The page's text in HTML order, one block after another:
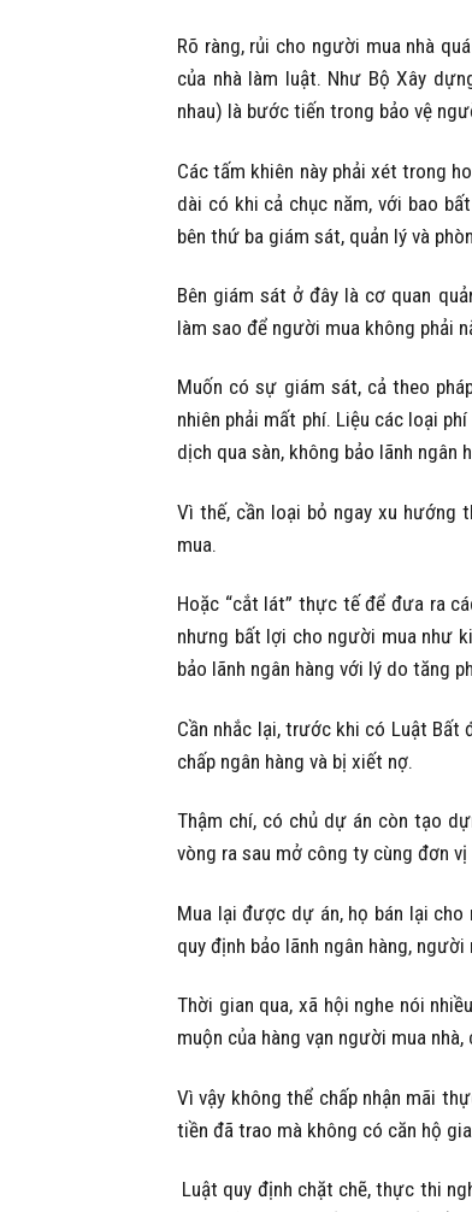
Rõ ràng, rủi cho người mua nhà
của nhà làm luật. Như Bộ Xây
nhau) là bước tiến trong bảo vệ
Các tấm khiên này phải xét trong
dài có khi cả chục năm, với bao
bên thứ ba giám sát, quản lý và
Bên giám sát ở đây là cơ quan
làm sao để người mua không phải
Muốn có sự giám sát, cả theo
nhiên phải mất phí. Liệu các loại
dịch qua sàn, không bảo lãnh ngân
Vì thế, cần loại bỏ ngay xu hướng
mua.
Hoặc “cắt lát” thực tế để đưa ra
nhưng bất lợi cho người mua như
bảo lãnh ngân hàng với lý do tăng
Cần nhắc lại, trước khi có Luật
chấp ngân hàng và bị xiết nợ.
Thậm chí, có chủ dự án còn tạo
vòng ra sau mở công ty cùng đơn
Mua lại được dự án, họ bán lại
quy định bảo lãnh ngân hàng,
Thời gian qua, xã hội nghe nói
muộn của hàng vạn người mua nhà,
Vì vậy không thể chấp nhận mãi
tiền đã trao mà không có căn hộ
Luật quy định chặt chẽ, thực thi